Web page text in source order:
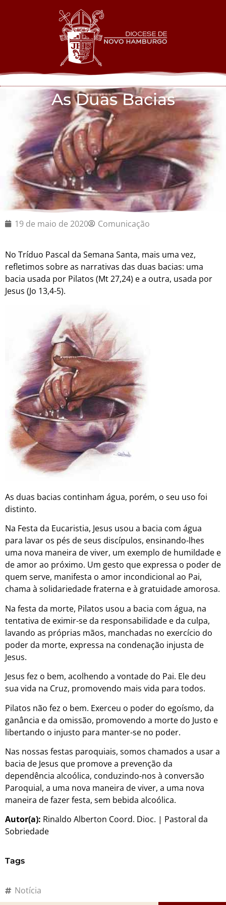
As Duas Bacias
19 de maio de 2020 Comunicação
No Tríduo Pascal da Semana Santa, mais uma vez,
refletimos sobre as narrativas das duas bacias: uma
bacia usada por Pilatos (Mt 27,24) e a outra, usada por
Jesus (Jo 13,4-5).
As duas bacias continham água, porém, o seu uso foi
distinto.
Na Festa da Eucaristia, Jesus usou a bacia com água
para lavar os pés de seus discípulos, ensinando-lhes
uma nova maneira de viver, um exemplo de humildade e
de amor ao próximo. Um gesto que expressa o poder de
quem serve, manifesta o amor incondicional ao Pai,
chama à solidariedade fraterna e à gratuidade amorosa.
Na festa da morte, Pilatos usou a bacia com água, na
tentativa de eximir-se da responsabilidade e da culpa,
lavando as próprias mãos, manchadas no exercício do
poder da morte, expressa na condenação injusta de
Jesus.
Jesus fez o bem, acolhendo a vontade do Pai. Ele deu
sua vida na Cruz, promovendo mais vida para todos.
Pilatos não fez o bem. Exerceu o poder do egoísmo, da
ganância e da omissão, promovendo a morte do Justo e
libertando o injusto para manter-se no poder.
Nas nossas festas paroquiais, somos chamados a usar a
bacia de Jesus que promove a prevenção da
dependência alcoólica, conduzindo-nos à conversão
Paroquial, a uma nova maneira de viver, a uma nova
maneira de fazer festa, sem bebida alcoólica.
Autor(a): Rinaldo Alberton Coord. Dioc. | Pastoral da
Sobriedade
Tags
Notícia